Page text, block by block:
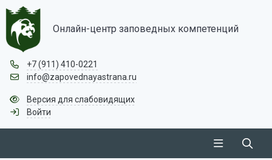
Онлайн-центр заповедных компетенций
+7 (911) 410-0221
info@zapovednayastrana.ru
Версия для слабовидящих
Войти